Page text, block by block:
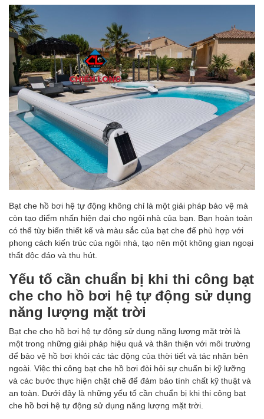
Bạt che hồ bơi hệ tự động không chỉ là một giải pháp bảo vệ mà
còn tạo điểm nhấn hiện đại cho ngôi nhà của bạn. Bạn hoàn toàn
có thể tùy biến thiết kế và màu sắc của bạt che để phù hợp với
phong cách kiến trúc của ngôi nhà, tạo nên một không gian ngoại
thất độc đáo và thu hút.
Yếu tố cần chuẩn bị khi thi công bạt
che cho hồ bơi hệ tự động sử dụng
năng lượng mặt trời
Bạt che cho hồ bơi hệ tự động sử dụng năng lượng mặt trời là
một trong những giải pháp hiệu quả và thân thiện với môi trường
để bảo vệ hồ bơi khỏi các tác động của thời tiết và tác nhân bên
ngoài. Việc thi công bạt che hồ bơi đòi hỏi sự chuẩn bị kỹ lưỡng
và các bước thực hiện chặt chẽ để đảm bảo tính chất kỹ thuật và
an toàn. Dưới đây là những yếu tố cần chuẩn bị khi thi công bạt
che hồ bơi hệ tự động sử dụng năng lượng mặt trời.